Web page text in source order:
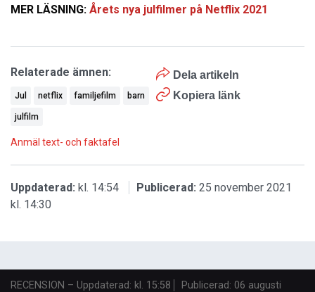
MER LÄSNING: Årets nya julfilmer på Netflix 2021
Dela artikeln
Kopiera länk
Relaterade ämnen:
Jul netflix familjefilm barn
julfilm
Anmäl text- och faktafel
Uppdaterad: kl. 14:54 Publicerad: 25 november 2021
kl. 14:30
RECENSION – Uppdaterad: kl. 15:58 Publicerad: 06 augusti